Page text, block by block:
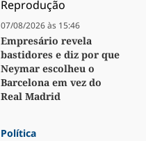
07/08/2026 às 15:46
Empresário revela
bastidores e diz por que
Neymar escolheu o
Barcelona em vez do
Real Madrid
Política